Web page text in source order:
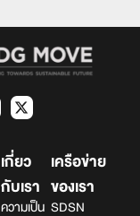
เกี่ยว
กับเรา
ความเป็น
เครือข่าย
ของเรา
SDSN